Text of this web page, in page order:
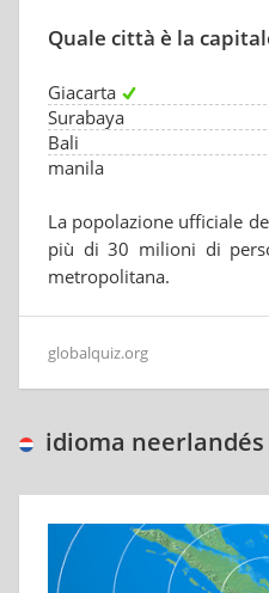
Quale città è la
Giacarta
Surabaya
Bali
manila
La popolazione ufficiale
più di 30 milioni di
metropolitana.
globalquiz.org
idioma neerlandés